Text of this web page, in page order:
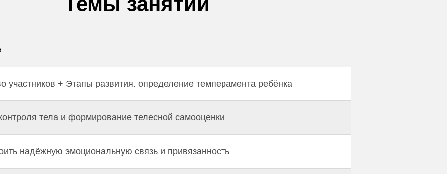
участников + Этапы развития, определение темперамента ребёнка
тела и формирование телесной самооценки
надёжную эмоциональную связь и привязанность